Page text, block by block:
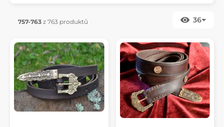
757-763 z 763 produktů 36